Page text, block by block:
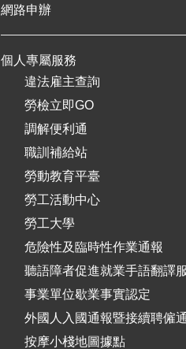
網路申辦
個人專屬服務
違法雇主查詢
勞檢立即GO
調解便利通
職訓補給站
勞動教育平臺
勞工活動中心
勞工大學
危險性及臨時性作業通報
聽語障者促進就業手語翻譯
事業單位歇業事實認定
外國人入國通報暨接續聘僱
按摩小棧地圖據點